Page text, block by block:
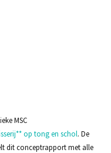
MSC
op tong en schol. De
dit conceptrapport met alle